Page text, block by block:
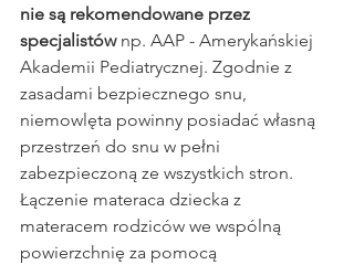
nie są rekomendowane przez
specjalistów np. AAP - Amerykańskiej
Akademii Pediatrycznej. Zgodnie z
zasadami bezpiecznego snu,
niemowlęta powinny posiadać własną
przestrzeń do snu w pełni
zabezpieczoną ze wszystkich stron.
Łączenie materaca dziecka z
materacem rodziców we wspólną
powierzchnię za pomocą